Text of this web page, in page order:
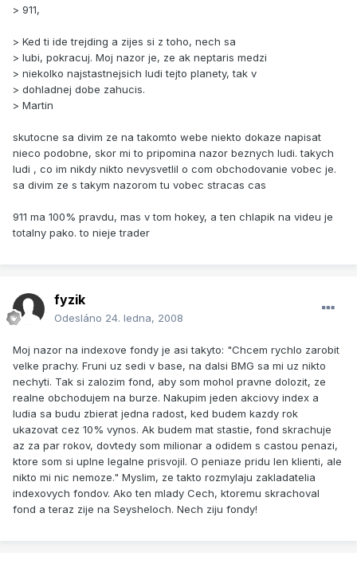
> 911,
> Ked ti ide trejding a zijes si z toho, nech sa
> lubi, pokracuj. Moj nazor je, ze ak neptaris medzi
> niekolko najstastnejsich ludi tejto planety, tak v
> dohladnej dobe zahucis.
> Martin
skutocne sa divim ze na takomto webe niekto dokaze napisat
nieco podobne, skor mi to pripomina nazor beznych ludi. takych
ludi , co im nikdy nikto nevysvetlil o com obchodovanie vobec je.
sa divim ze s takym nazorom tu vobec stracas cas
911 ma 100% pravdu, mas v tom hokey, a ten chlapik na videu je
totalny pako. to nieje trader
fyzik
Odesláno 24. ledna, 2008
Moj nazor na indexove fondy je asi takyto: "Chcem rychlo zarobit
velke prachy. Fruni uz sedi v base, na dalsi BMG sa mi uz nikto
nechyti. Tak si zalozim fond, aby som mohol pravne dolozit, ze
realne obchodujem na burze. Nakupim jeden akciovy index a
ludia sa budu zbierat jedna radost, ked budem kazdy rok
ukazovat cez 10% vynos. Ak budem mat stastie, fond skrachuje
az za par rokov, dovtedy som milionar a odidem s castou penazi,
ktore som si uplne legalne prisvojil. O peniaze pridu len klienti, ale
nikto mi nic nemoze." Myslim, ze takto rozmylaju zakladatelia
indexovych fondov. Ako ten mlady Cech, ktoremu skrachoval
fond a teraz zije na Seysheloch. Nech ziju fondy!